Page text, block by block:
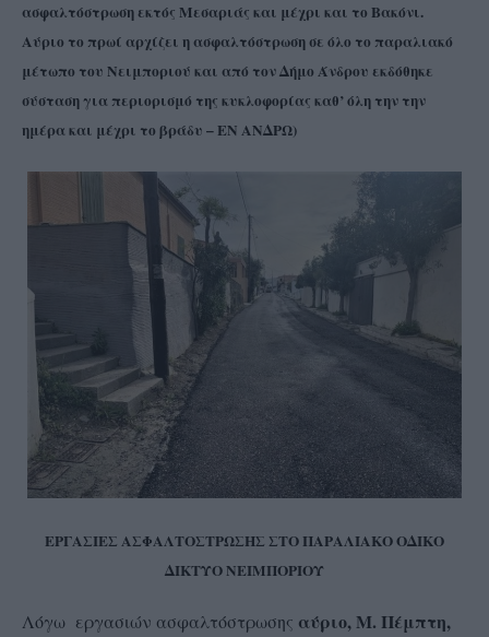
ασφαλτόστρωση εκτός Μεσαριάς και μέχρι και το Βακόνι.
Αύριο το πρωί αρχίζει η ασφαλτόστρωση σε όλο το παραλιακό
μέτωπο του Νειμποριού και από τον Δήμο Άνδρου εκδόθηκε
σύσταση για περιορισμό της κυκλοφορίας καθ’ όλη την την
ημέρα και μέχρι το βράδυ – ΕΝ ΑΝΔΡΩ)
ΕΡΓΑΣΙΕΣ ΑΣΦΑΛΤΟΣΤΡΩΣΗΣ ΣΤΟ ΠΑΡΑΛΙΑΚΟ ΟΔΙΚΟ
ΔΙΚΤΥΟ ΝΕΙΜΠΟΡΙΟΥ
Λόγω εργασιών ασφαλτόστρωσης αύριο, Μ. Πέμπτη,